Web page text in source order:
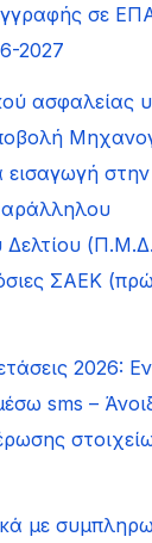
σε
2027
ασφαλείας
εισαγωγή
ΣΑΕΚ
2026:
sms –
με